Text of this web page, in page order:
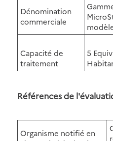
Dénomination
commerciale
Capacité de
traitement
5
Références de
Organisme notifié en